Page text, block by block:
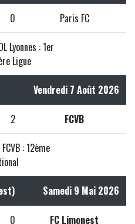
0 Paris FC
Lyonnes : 1er
Ligue
Vendredi 7 Août 2026
2 FCVB
: 12ème
Samedi 9 Mai 2026
0 FC Limonest